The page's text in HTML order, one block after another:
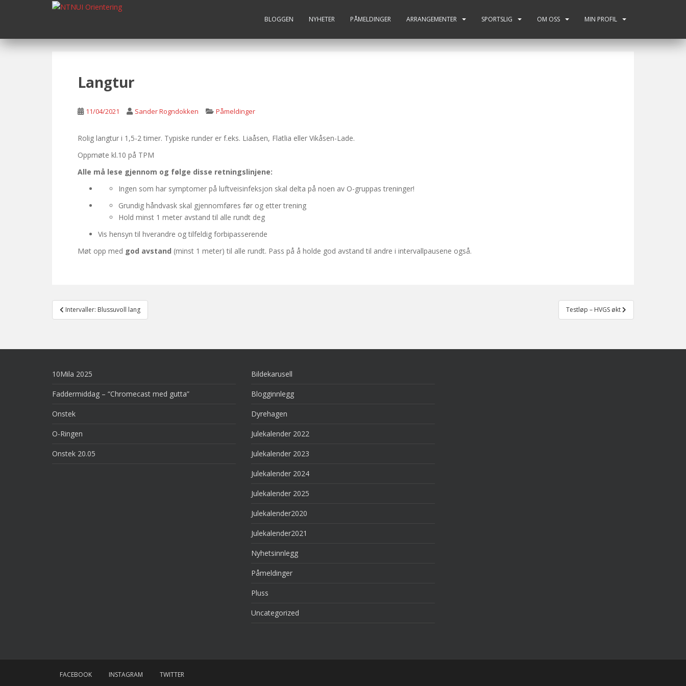
p
BLOGGEN NYHETER PÅMELDINGER ARRANGEMENTER SPORTSLIG OM OSS MIN PROFIL
Langtur
11/04/2021 Sander Rogndokken Påmeldinger
Rolig langtur i 1,5-2 timer. Typiske runder er f.eks. Liaåsen, Flatlia eller Vikåsen-Lade.
Oppmøte kl.10 på TPM
Alle må lese gjennom og følge disse retningslinjene:
Ingen som har symptomer på luftveisinfeksjon skal delta på noen av O-gruppas treninger!
Grundig håndvask skal gjennomføres før og etter trening
Hold minst 1 meter avstand til alle rundt deg
Vis hensyn til hverandre og tilfeldig forbipasserende
Møt opp med god avstand (minst 1 meter) til alle rundt. Pass på å holde god avstand til andre i intervallpausene også.
Post
navigation
Intervaller: Blussuvoll lang Testløp – HVGS økt
10Mila 2025
Faddermiddag – “Chromecast med gutta”
Onstek
O-Ringen
Onstek 20.05
Bildekarusell
Blogginnlegg
Dyrehagen
Julekalender 2022
Julekalender 2023
Julekalender 2024
Julekalender 2025
Julekalender2020
Julekalender2021
Nyhetsinnlegg
Påmeldinger
Pluss
Uncategorized
FACEBOOK INSTAGRAM TWITTER